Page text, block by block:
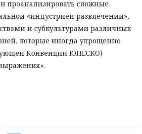
проанализировать сложные
«индустрией развлечений»,
и субкультурами различных
которые иногда упрощенно
Конвенции ЮНЕСКО)